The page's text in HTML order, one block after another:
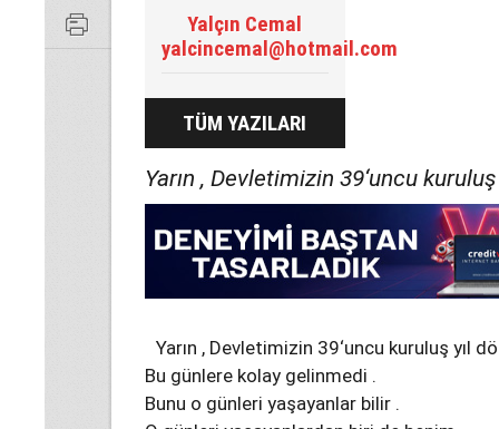
Yalçın Cemal
yalcincemal@hotmail.com
TÜM YAZILARI
Yarın , Devletimizin 39‘uncu
Yarın , Devletimizin 39‘uncu kuruluş yıl
Bu günlere kolay gelinmedi .
Bunu o günleri yaşayanlar bilir .